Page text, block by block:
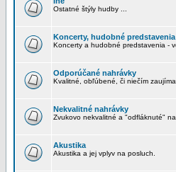
Ostatné štýly hudby ...
Koncerty, hudobné predstavenia
Koncerty a hudobné predstavenia -
Odporúčané nahrávky
Kvalitné, obľúbené, či niečím
Nekvalitné nahrávky
Zvukovo nekvalitné a "odfláknuté"
Akustika
Akustika a jej vplyv na posluch.